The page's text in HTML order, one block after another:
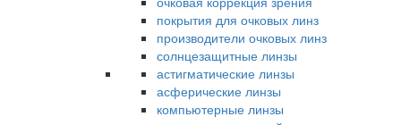
покрытия для очковых линз
производители очковых линз
солнцезащитные линзы
астигматические линзы
асферические линзы
компьютерные линзы